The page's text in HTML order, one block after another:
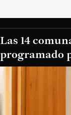
Las 14
programado